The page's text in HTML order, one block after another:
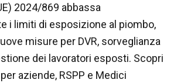
2024/869 abbassa
i limiti di esposizione al piombo,
misure per DVR, sorveglianza
dei lavoratori esposti. Scopri
aziende, RSPP e Medici